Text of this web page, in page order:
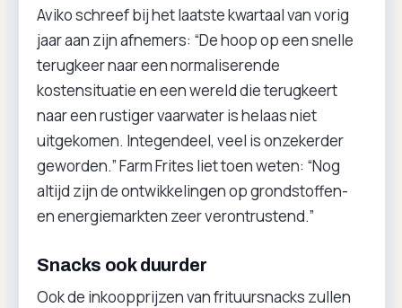
Aviko schreef bij het laatste kwartaal van vorig
jaar aan zijn afnemers: “De hoop op een snelle
terugkeer naar een normaliserende
kostensituatie en een wereld die terugkeert
naar een rustiger vaarwater is helaas niet
uitgekomen. Integendeel, veel is onzekerder
geworden.” Farm Frites liet toen weten: “Nog
altijd zijn de ontwikkelingen op grondstoffen-
en energiemarkten zeer verontrustend.”
Snacks ook duurder
Ook de inkoopprijzen van frituursnacks zullen